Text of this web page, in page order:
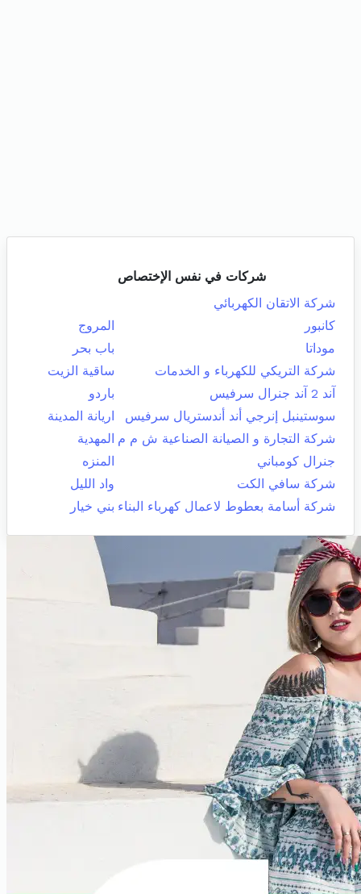
شركات في نفس الإختصاص
شركة الاتقان الكهربائي
كانبور
المروج
موداتا
باب بحر
شركة التريكي للكهرباء و الخدمات
ساقية الزيت
آند 2 آند جنرال سرفيس
باردو
سوستينبل إنرجي أند أندستريال سرفيس
اريانة المدينة
شركة التجارة و الصيانة الصناعية ش م م المهدية
جنرال كومباني
المنزه
شركة سافي الكت
واد الليل
شركة أسامة بعطوط لاعمال كهرباء البناء بني خيار